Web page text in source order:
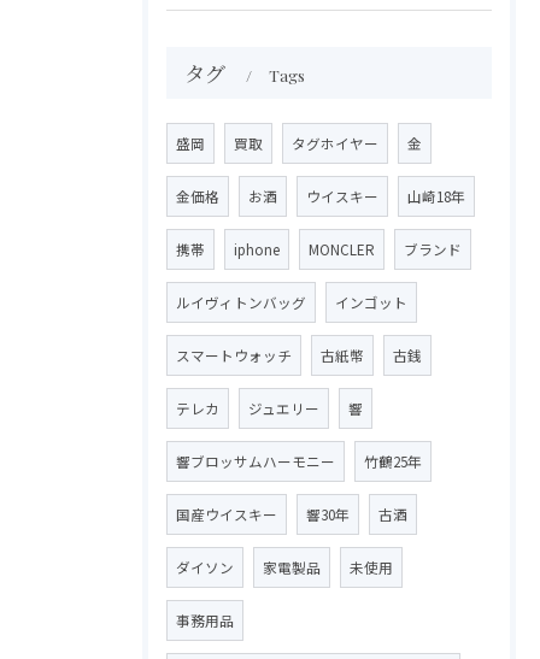
タグ Tags
盛岡 買取 タグホイヤー 金
金価格 お酒 ウイスキー 山崎18年
携帯 iphone MONCLER ブランド
ルイヴィトンバッグ インゴット
スマートウォッチ 古紙幣 古銭
テレカ ジュエリー 響
響ブロッサムハーモニー 竹鶴25年
国産ウイスキー 響30年 古酒
ダイソン 家電製品 未使用
事務用品